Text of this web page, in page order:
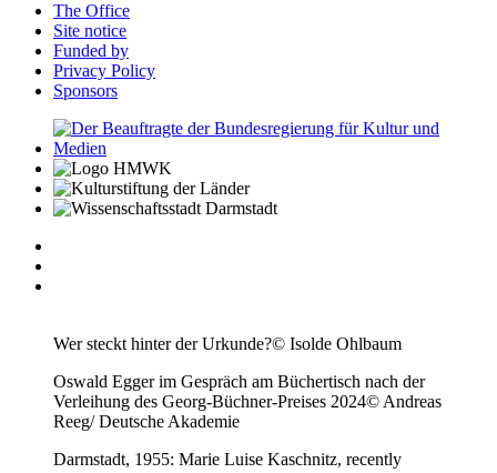
The Office
Site notice
Funded by
Privacy Policy
Sponsors
Wer steckt hinter der Urkunde?© Isolde Ohlbaum
Oswald Egger im Gespräch am Büchertisch nach der
Verleihung des Georg-Büchner-Preises 2024© Andreas
Reeg/ Deutsche Akademie
Darmstadt, 1955: Marie Luise Kaschnitz, recently